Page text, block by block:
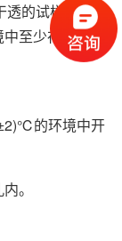
的试样放在温
至少存放48
的环境中开
。